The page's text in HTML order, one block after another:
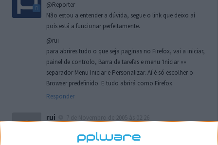
@Reporter
Não estou a entender a dúvida, segue o link que deixo aí
pois está a funcionar perfeitamente.
@rui
para abrires tudo o que seja paginas no Firefox, vai a iniciar,
painel de controlo, Barra de tarefas e menu ‘Iniciar »»
separador Menu Iniciar e Personalizar. Aí é só escolher o
Browser predefinido. E tudo abrirá como Firefox.
Responder
rui
localizaçao referida n se encontra la nada k me permita por